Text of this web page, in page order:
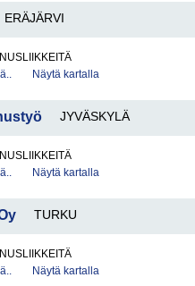
ERÄJÄRVI
Näytä kartalla
JYVÄSKYLÄ
Näytä kartalla
TURKU
Näytä kartalla